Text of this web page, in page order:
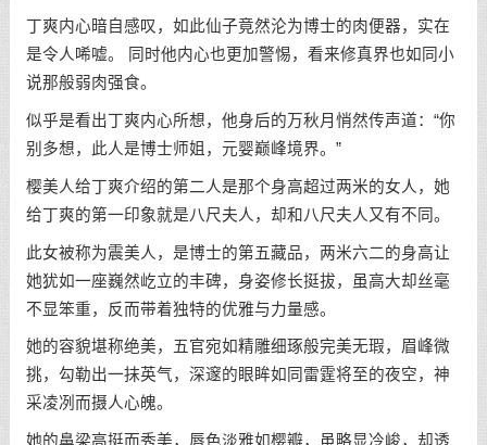
丁爽内心暗自感叹，如此仙子竟然沦为博士的肉便器，实在
是令人唏嘘。 同时他内心也更加警惕，看来修真界也如同小
说那般弱肉强食。
似乎是看出丁爽内心所想，他身后的万秋月悄然传声道：“你
别多想，此人是博士师姐，元婴巅峰境界。”
樱美人给丁爽介绍的第二人是那个身高超过两米的女人，她
给丁爽的第一印象就是八尺夫人，却和八尺夫人又有不同。
此女被称为震美人，是博士的第五藏品，两米六二的身高让
她犹如一座巍然屹立的丰碑，身姿修长挺拔，虽高大却丝毫
不显笨重，反而带着独特的优雅与力量感。
她的容貌堪称绝美，五官宛如精雕细琢般完美无瑕，眉峰微
挑，勾勒出一抹英气，深邃的眼眸如同雷霆将至的夜空，神
采凌冽而摄人心魄。
她的鼻梁高挺而秀美，唇色淡雅如樱瓣，虽略显冷峻，却透